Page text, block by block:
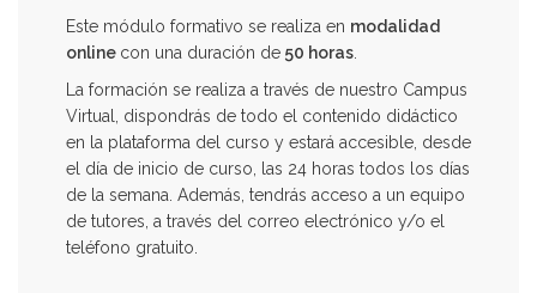
Este módulo formativo se realiza en modalidad
online con una duración de 50 horas
La formación se realiza a través de nuestro Campus
Virtual, dispondrás de todo el contenido didáctico
en la plataforma del curso y estará accesible, desde
el día de inicio de curso, las 24 horas todos los días
de la semana. Además, tendrás acceso a un equipo
de tutores, a través del correo electrónico y/o el
teléfono gratuito.